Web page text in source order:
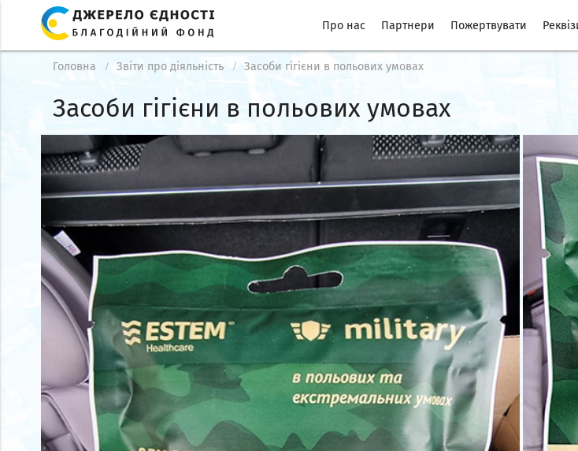
Про нас Партнери Пожертвувати
Головна Звіти про діяльність Засоби гігієни в польових умовах
Засоби гігієни в польових умовах